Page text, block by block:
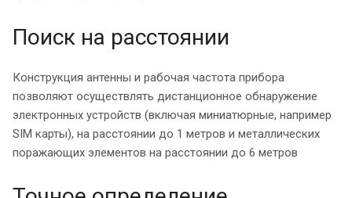
Поиск на расстоянии
Конструкция антенны и рабочая частота прибора
позволяют осуществлять дистанционное обнаружение
электронных устройств (включая миниатюрные, например
SIM карты), на расстоянии до 1 метров и металлических
поражающих элементов на расстоянии до 6 метров